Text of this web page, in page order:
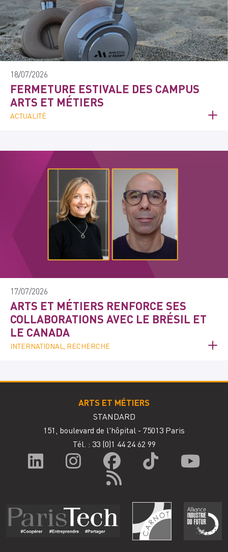
18/07/2026
FERMETURE ESTIVALE DES CAMPUS
ARTS ET MÉTIERS
ACTUALITÉ
17/07/2026
ARTS ET MÉTIERS RENFORCE SES
COLLABORATIONS AVEC LE BRÉSIL ET
LE CANADA
INTERNATIONAL, RECHERCHE
ARTS ET MÉTIERS
STANDARD
151, boulevard de l'hôpital - 75013 Paris
Tél. : 33 (0)1 44 24 62 99